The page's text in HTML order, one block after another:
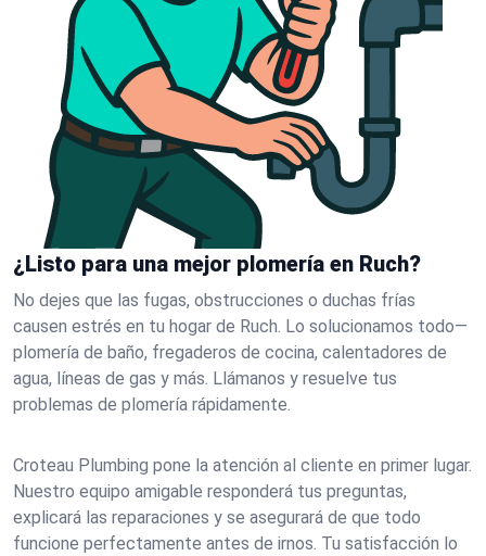
¿Listo para una mejor plomería en Ruch?
No dejes que las fugas, obstrucciones o duchas frías
causen estrés en tu hogar de Ruch. Lo solucionamos todo—
plomería de baño, fregaderos de cocina, calentadores de
agua, líneas de gas y más. Llámanos y resuelve tus
problemas de plomería rápidamente.
Croteau Plumbing pone la atención al cliente en primer lugar.
Nuestro equipo amigable responderá tus preguntas,
explicará las reparaciones y se asegurará de que todo
funcione perfectamente antes de irnos. Tu satisfacción lo